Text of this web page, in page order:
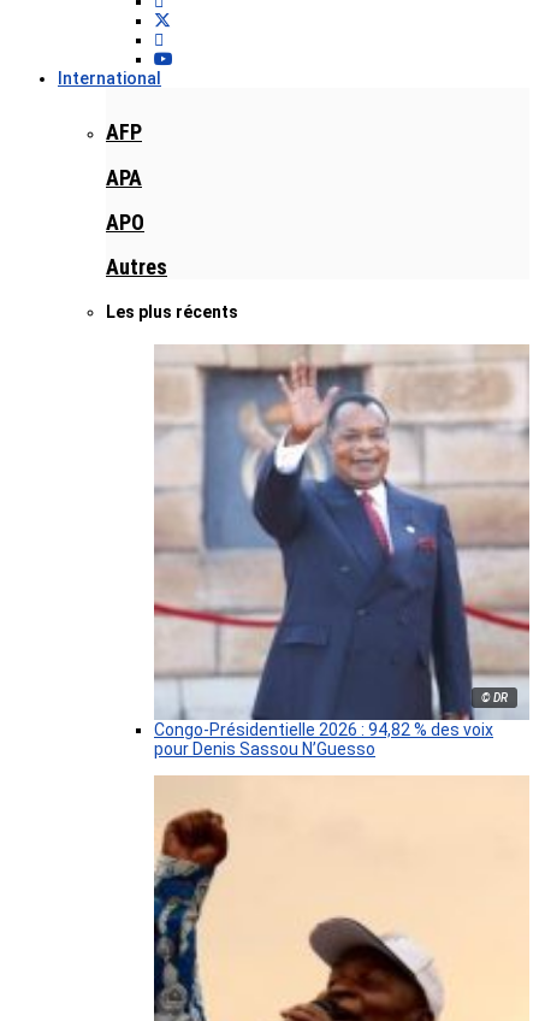
International
AFP
APA
APO
Autres
Les plus récents
© DR
Congo-Présidentielle 2026 : 94,82 % des voix
pour Denis Sassou N’Guesso